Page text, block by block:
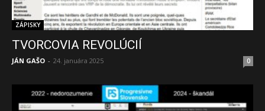
ZÁPISKY
TVORCOVIA REVOLÚCIÍ
JÁN GAŠO - 24. januára 2025 0